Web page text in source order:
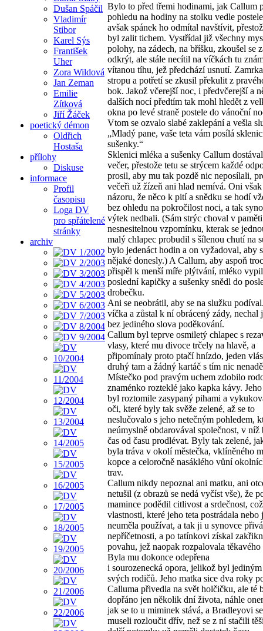
Dušan Spáčil
Vladimír
Stibor
Karel Sýs
František
Uher
Zora Wildová
Jan Zeman
Emilie
Zítková
Jiří Žáček
poetický démon
Oldřich
Hostaša
přílohy
Diskuse
informace
Profil
časopisu
Loga DV
pro spřátelené
stránky
archiv
Bylo to před třemi hodinami, jak Callum
pohledu na hodiny na stolku vedle
avšak spánek ho odmítal navštívit,
byl zalit tichem. Vystřídal již všechny
polohy, na zádech, na bříšku, zkoušel se
odkrýt, ale stále necítil na víčkách tu
vítanou tíhu, jež předchází usnutí.
stropu a potřetí se zkusil překulit z
bok. Jakož včerejší noc, i předvčerejší a
dalších nocí předtím tak mohl hledět z
okna po levé straně postele do vánoční
Vtom se ozvalo slabé zaklepání a vešla
„Mladý pane, vaše teta vám posílá
sušenky.“
Sklenici mléka a sušenky Callum
večer, přestože tetu se strýcem každé
prosil, aby mu tak pozdě nic neposílali,
večeři už žízeň ani hlad nemívá. Oni
názoru, že něco k pití a snědku se hodí
bez ohledu na pokročilost noci, a tak
výtek nedbali. (Sám strýc choval v paměti
nesnesitelnou vzpomínku, kterak se
malý chlapec probudil s šílenou chutí na
bylo jedenáct hodin a on vyžadoval, aby
nějaké donesly.) A Callum, aby aspoň
přispěl k menší míře plýtvání, mléko
poslední kapičky a sušenky snědl do
drobečku.
Ani se neobrátil, aby se na služku
víčka a zůstal k ní obrácený zády, nechal
bez jediného slova poděkování.
Callum byl teprve osmiletý chlapec s
vlasy, které mu divoce trčely na hlavě, a
připomínaly proto ptačí hnízdo, jeden
druhý tam a žádný kartáč s tím nic
Místečko pod pravým uchem zdobilo
znaménko rozteklé jako kapka kávy.
byl roztomile zasypaný pihami a
oči, které byly tak svěže zelené, až se to
neslučovalo s jeho netečným pohledem,
neúmyslně obdarovával společnost, v níž
čas od času prodlévat. Byly tak zelené,
byla tráva v okolí městečka, vklíněného
kopce a celoročně nasáklého vůní
trav.
Callum nikdy nepoznal ani matku, ani
netušil (z obrazů se nedá vyčíst vše), že
mamince podědil citlivost a srdečnost,
vlastnosti, které jeho teta postrádala nebo
neuměla používat, a tak ji u synovce
nepříčetnosti, a po tatínkovi získal
povahu, jež naopak rozpalovala těkavého
Byla mu dokonce odepřena
i sourozenecká opora, jelikož byl
svých rodičů. Jeho matka sice dva roky
Calluma přivedla na svět holčičku, ale té
dopřáno jen několik dní života, náhle
jak se to u miminek stává, a Bradleyovi
museli rozloučit dřív, než se z ní stačili